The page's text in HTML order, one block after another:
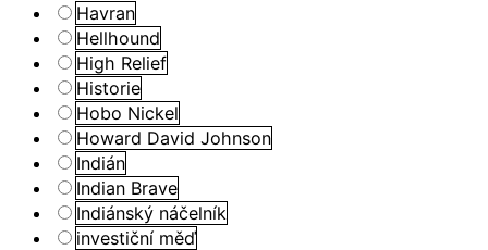
Havran
Hellhound
High Relief
Historie
Hobo Nickel
Howard David Johnson
Indián
Indian Brave
Indiánský náčelník
investiční měď